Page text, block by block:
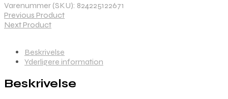
Varenummer (SKU): 824225122671
Previous Product
Next Product
Beskrivelse
Yderligere information
Beskrivelse